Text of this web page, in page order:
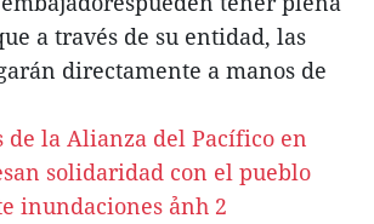
a través de su entidad, las
directamente a manos de